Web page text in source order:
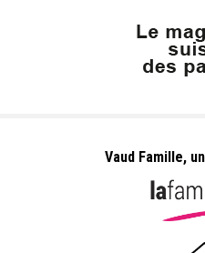
Vaud Famille,